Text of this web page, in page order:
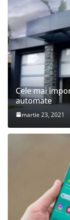
Cele mai
automate
martie 23, 2021